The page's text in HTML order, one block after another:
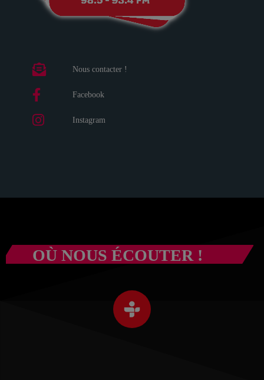
Nous contacter !
Facebook
Instagram
OÙ NOUS ÉCOUTER !